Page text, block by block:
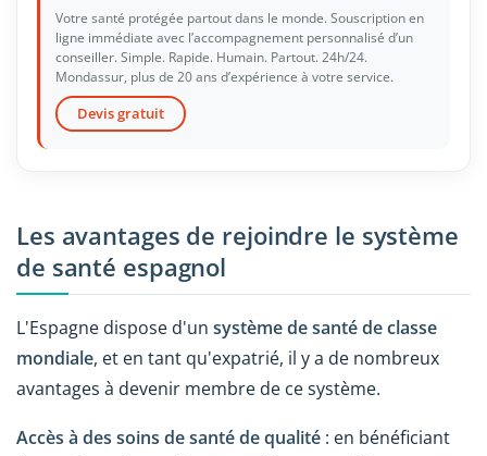
Votre santé protégée partout dans le monde. Souscription en
ligne immédiate avec l’accompagnement personnalisé d’un
conseiller. Simple. Rapide. Humain. Partout. 24h/24.
Mondassur, plus de 20 ans d’expérience à votre service.
Devis gratuit
Les avantages de rejoindre le système
de santé espagnol
L'Espagne dispose d'un système de santé de classe
mondiale, et en tant qu'expatrié, il y a de nombreux
avantages à devenir membre de ce système.
Accès à des soins de santé de qualité : en bénéficiant